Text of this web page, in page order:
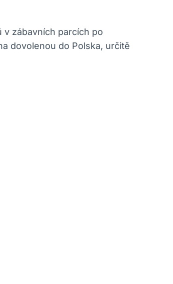
zábavních parcích po
dovolenou do Polska, určitě